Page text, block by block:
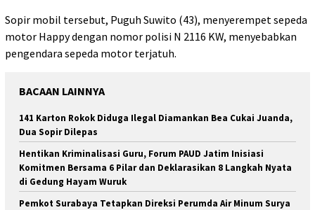
Sopir mobil tersebut, Puguh Suwito (43), menyerempet sepeda
motor Happy dengan nomor polisi N 2116 KW, menyebabkan
pengendara sepeda motor terjatuh.
BACAAN LAINNYA
141 Karton Rokok Diduga Ilegal Diamankan Bea Cukai Juanda,
Dua Sopir Dilepas
Hentikan Kriminalisasi Guru, Forum PAUD Jatim Inisiasi
Komitmen Bersama 6 Pilar dan Deklarasikan 8 Langkah Nyata
di Gedung Hayam Wuruk
Pemkot Surabaya Tetapkan Direksi Perumda Air Minum Surya